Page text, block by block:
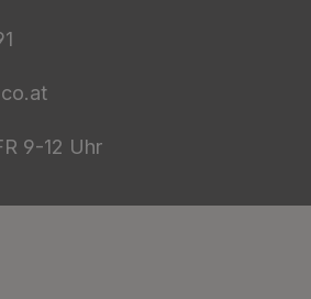
9-12 Uhr